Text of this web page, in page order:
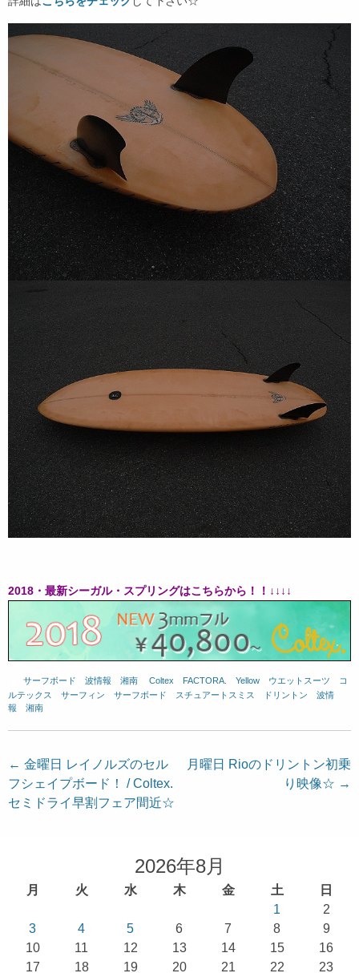
2018・最新シーガル・スプリングはこちらから！！↓↓↓↓
サーフボード 波情報 湘南 Coltex FACTORA. Yellow ウエットスーツ
コ
ルテックス
サーフィン サーフボード スチュアートスミス ドリントン
波情
報 湘南
投
稿
ナ
← 金曜日 レイノルズのセル
フシェイプボード！ / Coltex.
セミドライ早割フェア間近☆
月曜日 Rioのドリントン初乗
り映像☆ →
2026年8月
月 火 水 木 金 土
日
1
2
3
4 5 6 7 8
9
10
11 12 13 14 15
16
17
18 19 20 21 22
23